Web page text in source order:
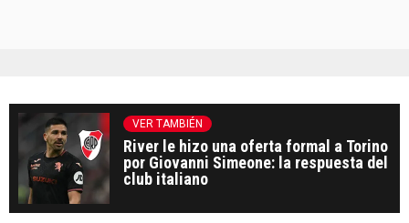
VER TAMBIÉN
River le hizo una oferta formal a Torino
por Giovanni Simeone: la respuesta del
club italiano